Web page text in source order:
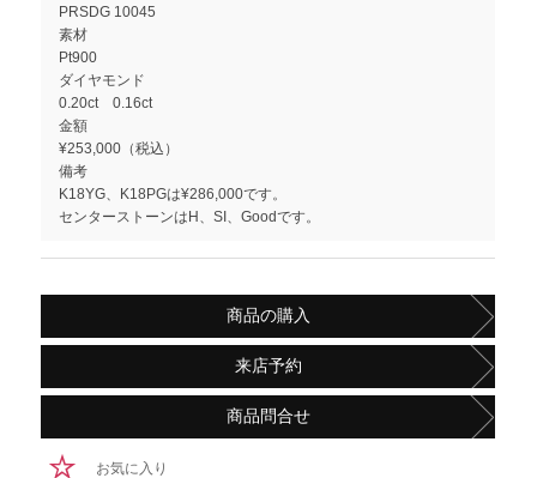
PRSDG 10045
素材
Pt900
ダイヤモンド
0.20ct 0.16ct
金額
¥253,000（税込）
備考
K18YG、K18PGは¥286,000です。
センターストーンはH、SI、Goodです。
商品の購入
来店予約
商品問合せ
お気に入り